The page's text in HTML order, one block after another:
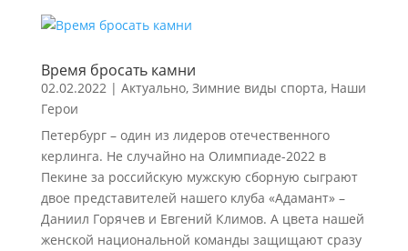
Время бросать камни
02.02.2022| Актуально, Зимние виды спорта, Наши
Герои
Петербург – один из лидеров отечественного
керлинга. Не случайно на Олимпиаде-2022 в
Пекине за российскую мужскую сборную сыграют
двое представителей нашего клуба «Адамант» –
Даниил Горячев и Евгений Климов. А цвета нашей
женской национальной команды защищают сразу